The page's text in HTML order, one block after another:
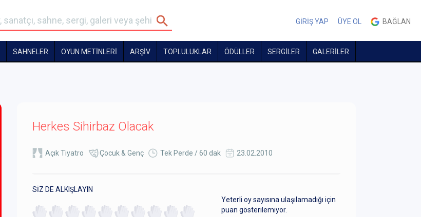
GİRİŞ YAP ÜYE OL BAĞLAN
SAHNELER OYUN METİNLERİ ARŞİV TOPLULUKLAR ÖDÜLLER SERGİLER GALERİLER
Herkes Sihirbaz Olacak
Açık Tiyatro Çocuk & Genç Tek Perde / 60 dak 23.02.2010
SİZ DE ALKIŞLAYIN
Yeterli oy sayısına ulaşılamadığı için
puan gösterilemiyor.